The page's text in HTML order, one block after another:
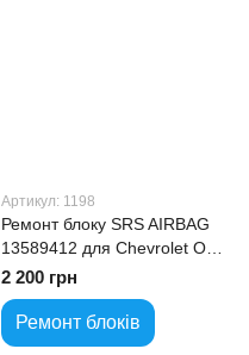
Артикул: 1198
Ремонт блоку SRS AIRBAG
13589412 для Chevrolet Opel
Buick
2 200 грн
Ремонт блоків